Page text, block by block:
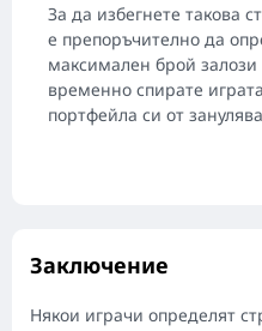
За да избегнете такова
е препоръчително да
максимален брой
временно спирате
портфейла си от
Заключение
Някои играчи определят